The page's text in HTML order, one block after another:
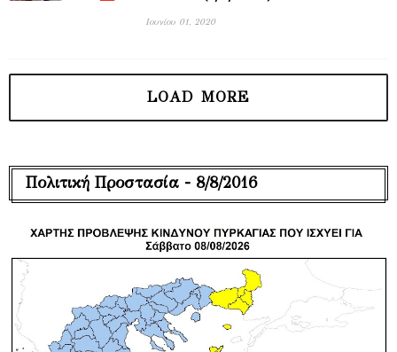
Ιουνίου 01, 2020
Πολιτική Προστασία - 8/8/2016